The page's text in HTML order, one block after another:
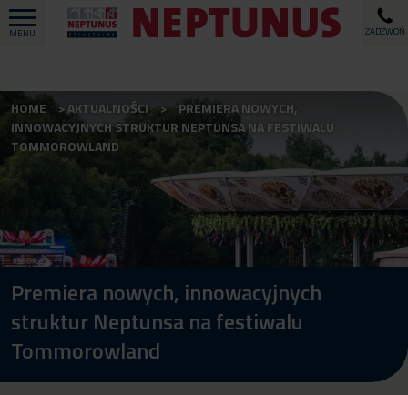
MENU ZADZWOŃ
HOME AKTUALNOŚCI
PREMIERA NOWYCH,
INNOWACYJNYCH STRUKTUR NEPTUNSA NA FESTIWALU
TOMMOROWLAND
Premiera nowych, innowacyjnych
struktur Neptunsa na festiwalu
Tommorowland